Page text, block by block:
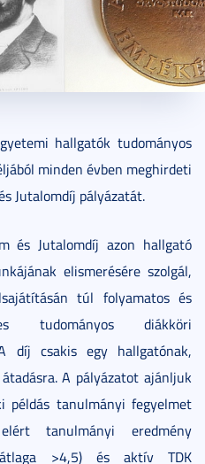
hallgatók tudományos
minden évben meghirdeti
Jutalomdíj pályázatát.
és Jutalomdíj azon hallgató
elismerésére szolgál,
túl folyamatos és
tudományos diákköri
díj csakis egy hallgatónak,
A pályázatot ajánljuk
példás tanulmányi fegyelmet
tanulmányi eredmény
átlaga >4,5) és aktív TDK